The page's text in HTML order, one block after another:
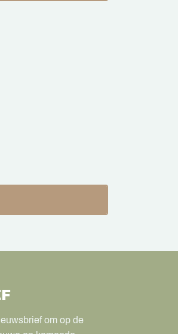
om op de